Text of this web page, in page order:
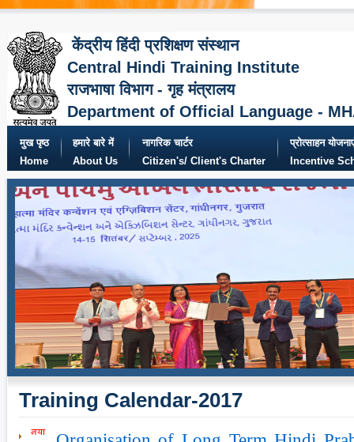
केंद्रीय हिंदी प्रशिक्षण संस्थान
Central Hindi Training Institute
राजभाषा विभाग - गृह मंत्रालय
Department of Official Language -
मुख पृष्ठ
Home
हमारे बारे में
About Us
नागरिक चार्टर
Citizen's/ Client's Charter
प्रोत्साहन
Incentive
Training Calendar-2017